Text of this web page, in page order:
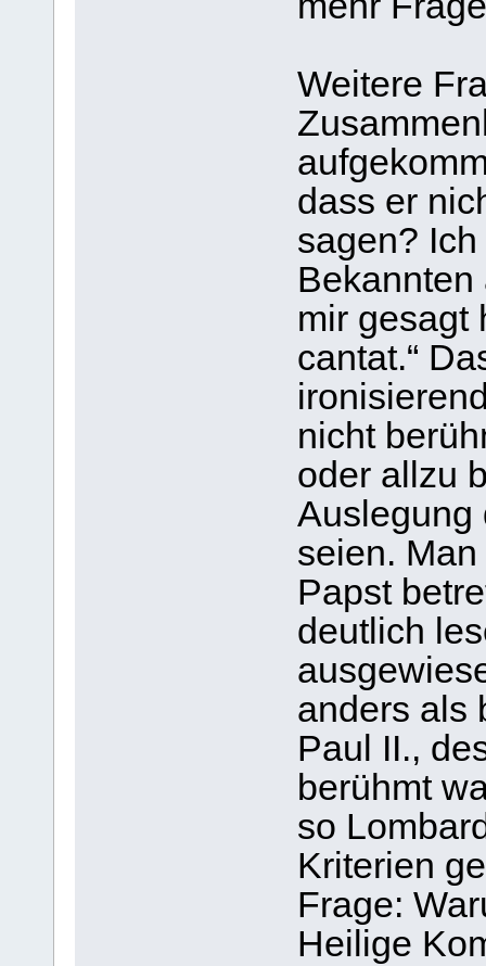
Weitere
dass er
sagen?
Bekannten
mir gesagt
cantat.“
nicht
oder allzu
Auslegung
seien.
Papst
deutlich
anders als
Paul II.,
berühmt
so
Kriterien
Frage:
Heilige